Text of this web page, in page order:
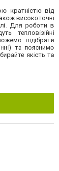
кратністю від
високоточні
Для роботи в
тепловізійні
підібрати
та пояснимо
якість та